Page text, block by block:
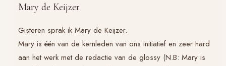
Mary de Keijzer
Gisteren sprak ik Mary de Keijzer.
Mary is één van de kernleden van ons initiatief en zeer hard
aan het werk met de redactie van de glossy (N.B: Mary is